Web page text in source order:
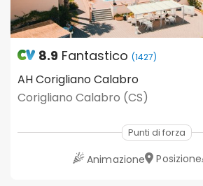
8.9 Fantastico (1427)
AH Corigliano Calabro
Corigliano Calabro (CS)
Punti di forza
Animazione Posizione